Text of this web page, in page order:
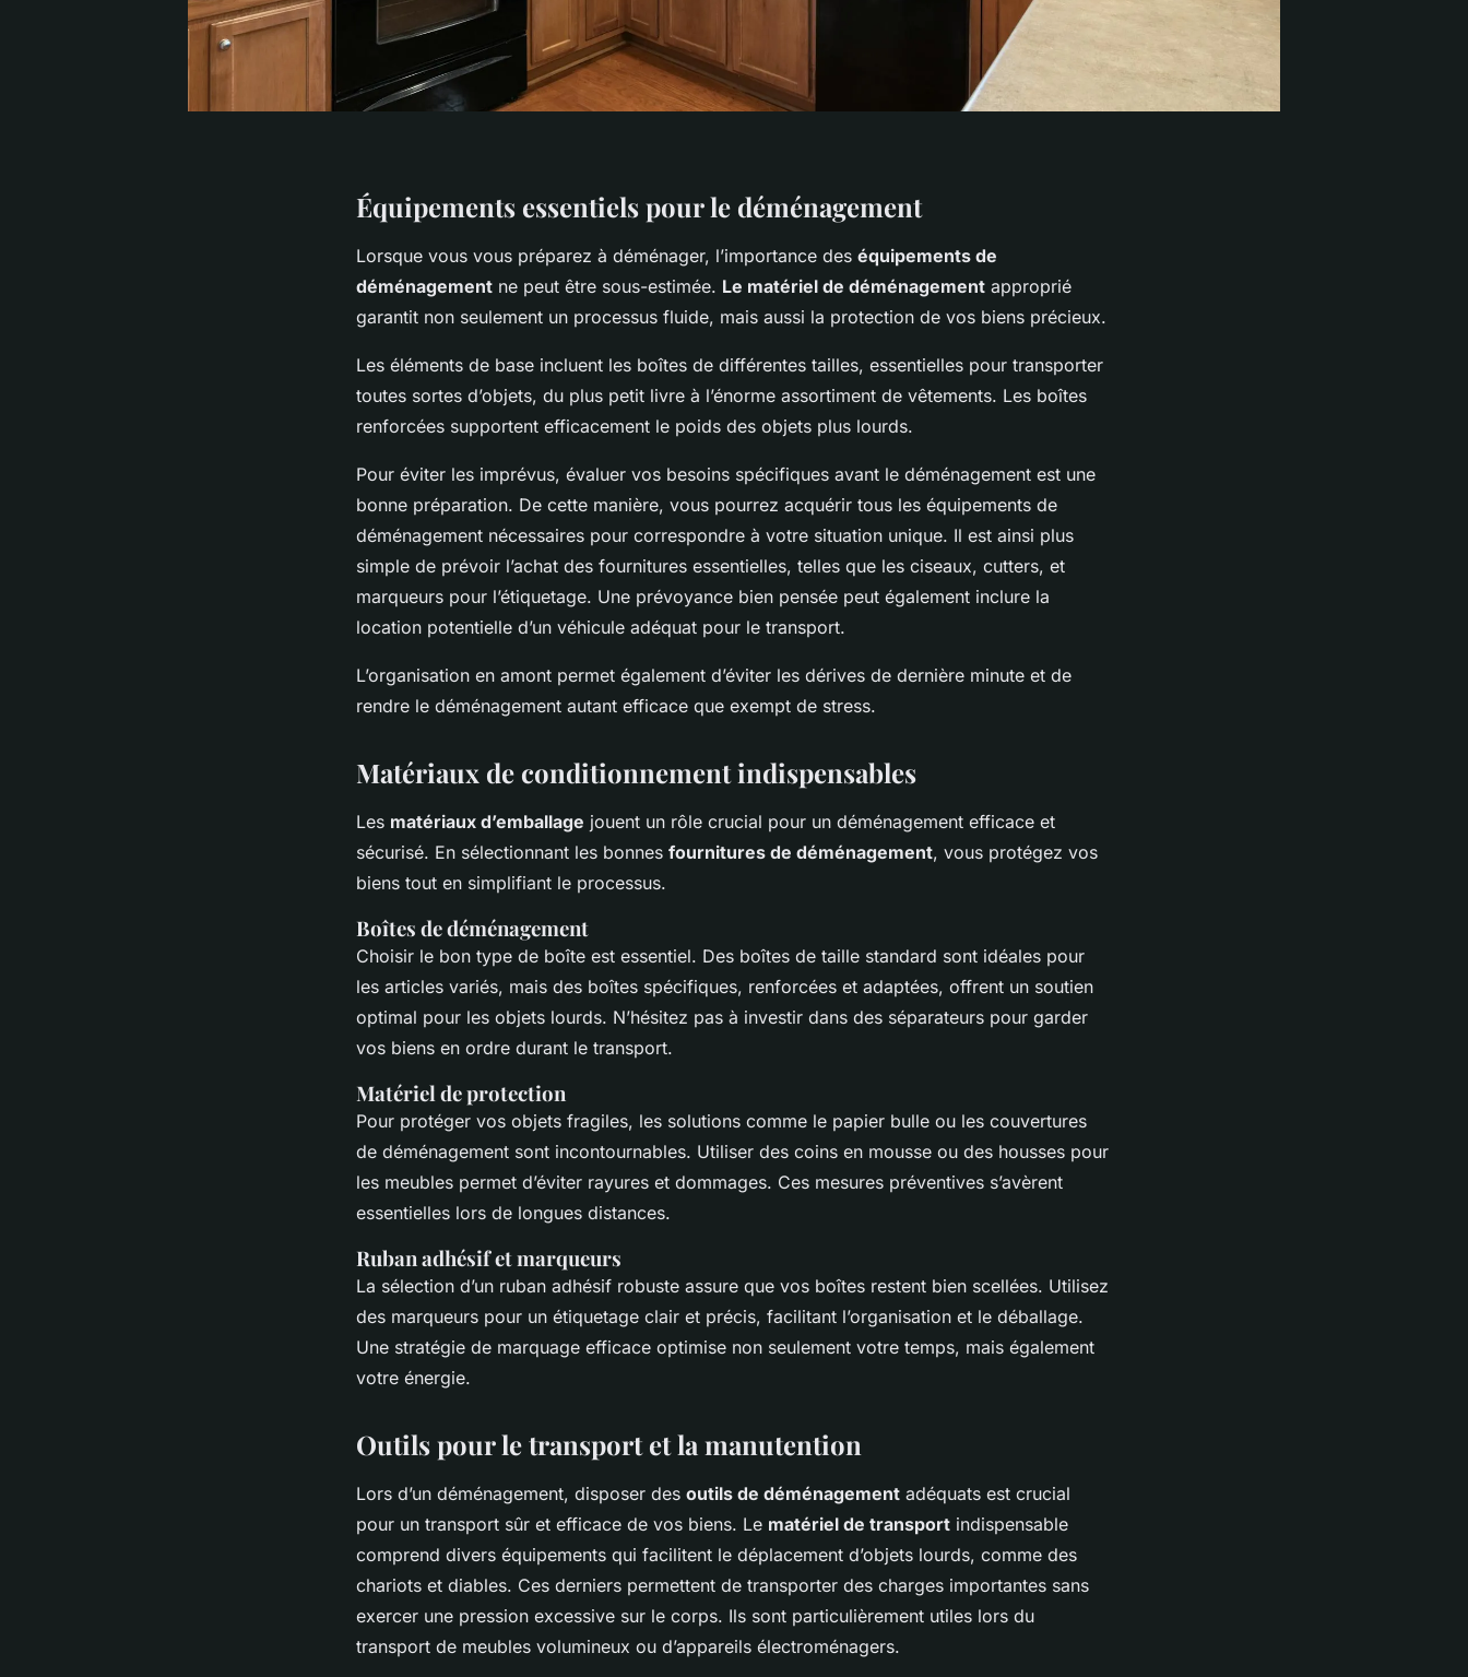
Équipements essentiels pour le déménagement
Lorsque vous vous préparez à déménager, l’importance des équipements de
déménagement ne peut être sous-estimée. Le matériel de déménagement approprié
garantit non seulement un processus fluide, mais aussi la protection de vos biens précieux.
Les éléments de base incluent les boîtes de différentes tailles, essentielles pour transporter
toutes sortes d’objets, du plus petit livre à l’énorme assortiment de vêtements. Les boîtes
renforcées supportent efficacement le poids des objets plus lourds.
Pour éviter les imprévus, évaluer vos besoins spécifiques avant le déménagement est une
bonne préparation. De cette manière, vous pourrez acquérir tous les équipements de
déménagement nécessaires pour correspondre à votre situation unique. Il est ainsi plus
simple de prévoir l’achat des fournitures essentielles, telles que les ciseaux, cutters, et
marqueurs pour l’étiquetage. Une prévoyance bien pensée peut également inclure la
location potentielle d’un véhicule adéquat pour le transport.
L’organisation en amont permet également d’éviter les dérives de dernière minute et de
rendre le déménagement autant efficace que exempt de stress.
Matériaux de conditionnement indispensables
Les matériaux d’emballage jouent un rôle crucial pour un déménagement efficace et
sécurisé. En sélectionnant les bonnes fournitures de déménagement, vous protégez vos
biens tout en simplifiant le processus.
Boîtes de déménagement
Choisir le bon type de boîte est essentiel. Des boîtes de taille standard sont idéales pour
les articles variés, mais des boîtes spécifiques, renforcées et adaptées, offrent un soutien
optimal pour les objets lourds. N’hésitez pas à investir dans des séparateurs pour garder
vos biens en ordre durant le transport.
Matériel de protection
Pour protéger vos objets fragiles, les solutions comme le papier bulle ou les couvertures
de déménagement sont incontournables. Utiliser des coins en mousse ou des housses pour
les meubles permet d’éviter rayures et dommages. Ces mesures préventives s’avèrent
essentielles lors de longues distances.
Ruban adhésif et marqueurs
La sélection d’un ruban adhésif robuste assure que vos boîtes restent bien scellées. Utilisez
des marqueurs pour un étiquetage clair et précis, facilitant l’organisation et le déballage.
Une stratégie de marquage efficace optimise non seulement votre temps, mais également
votre énergie.
Outils pour le transport et la manutention
Lors d’un déménagement, disposer des outils de déménagement adéquats est crucial
pour un transport sûr et efficace de vos biens. Le matériel de transport indispensable
comprend divers équipements qui facilitent le déplacement d’objets lourds, comme des
chariots et diables. Ces derniers permettent de transporter des charges importantes sans
exercer une pression excessive sur le corps. Ils sont particulièrement utiles lors du
transport de meubles volumineux ou d’appareils électroménagers.